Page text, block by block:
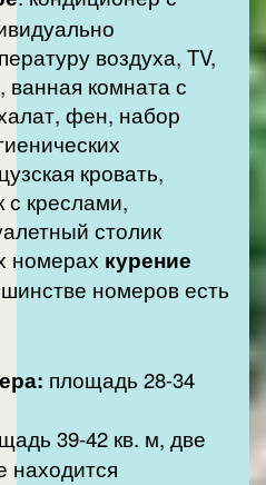
воздуха, TV,
комната с
фен, набор
с креслами,
столик
номерах курение
. В большинстве номеров есть
площадь 28-34
39-42 кв. м, две
находится